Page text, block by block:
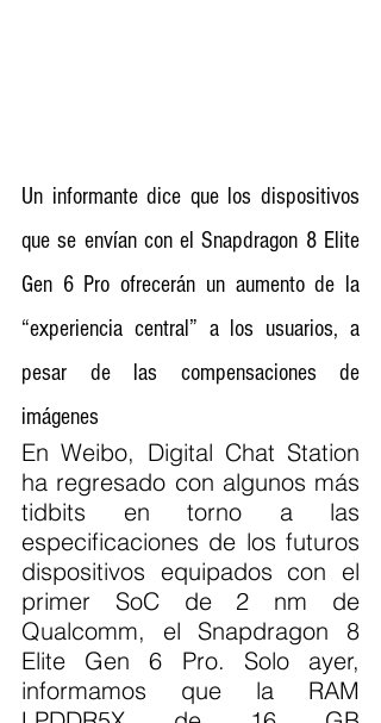
Un informante dice que los dispositivos
que se envían con el Snapdragon 8 Elite
Gen 6 Pro ofrecerán un aumento de la
“experiencia central” a los usuarios, a
pesar de las compensaciones de
imágenes
En Weibo, Digital Chat Station
ha regresado con algunos más
tidbits en torno a las
especificaciones de los futuros
dispositivos equipados con el
primer SoC de 2 nm de
Qualcomm, el Snapdragon 8
Elite Gen 6 Pro. Solo ayer,
informamos que la RAM